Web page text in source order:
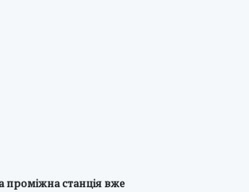
проміжна станція вже